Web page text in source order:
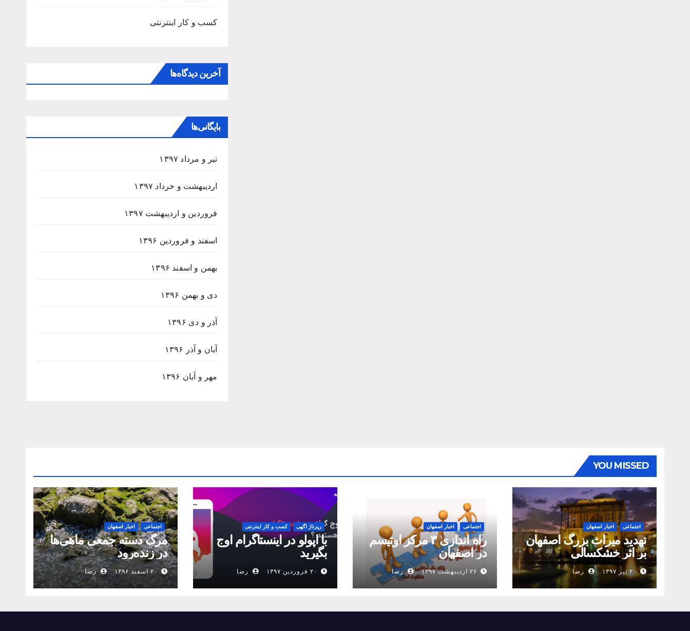
کسب و کار اینترنتی
آخرین دیدگاه‌ها
بایگانی‌ها
تیر و مرداد ۱۳۹۷
اردیبهشت و خرداد ۱۳۹۷
فروردین و اردیبهشت ۱۳۹۷
اسفند و فروردین ۱۳۹۶
بهمن و اسفند ۱۳۹۶
دی و بهمن ۱۳۹۶
آذر و دی ۱۳۹۶
آبان و آذر ۱۳۹۶
مهر و آبان ۱۳۹۶
YOU MISSED
اجتماعی اخبار اصفهان
تهدید میراث بزرگ اصفهان
بر اثر خشکسالی
۲۰ تیر ۱۳۹۷ رضا
اجتماعی اخبار اصفهان
راه اندازی ۳ مرکز اوتیسم
در اصفهان
۲۶ اردیبهشت ۱۳۹۷ رضا
رپرتاژ اگهی کسب و کار اینترنتی
با اپولو در اینستاگرام اوج
بگیرید
۲۰ فروردین ۱۳۹۷ رضا
اجتماعی اخبار اصفهان
مرگ دسته جمعی ماهی‌ها
در زنده‌رود
۲۰ اسفند ۱۳۹۶ رضا